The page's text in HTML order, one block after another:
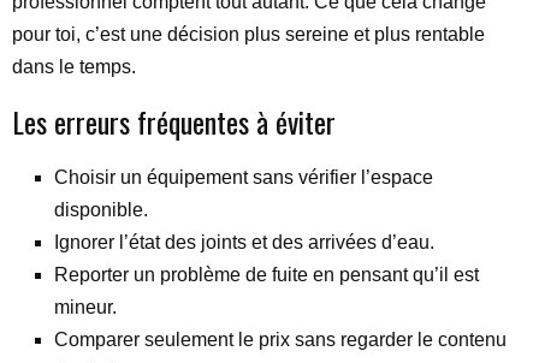
pour toi, c’est une décision plus sereine et plus rentable
dans le temps.
Les erreurs fréquentes à éviter
Choisir un équipement sans vérifier l’espace
disponible.
Ignorer l’état des joints et des arrivées d’eau.
Reporter un problème de fuite en pensant qu’il est
mineur.
Comparer seulement le prix sans regarder le contenu